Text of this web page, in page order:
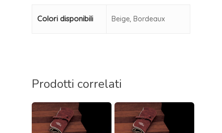
Colori disponibili Beige, Bordeaux
Prodotti correlati